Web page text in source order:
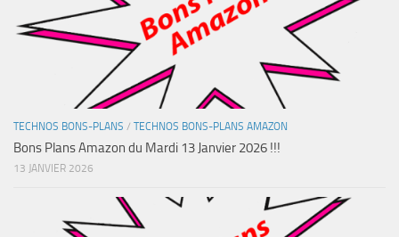
TECHNOS BONS-PLANS / TECHNOS BONS-PLANS AMAZON
Bons Plans Amazon du Mardi 13 Janvier 2026 !!!
13 JANVIER 2026